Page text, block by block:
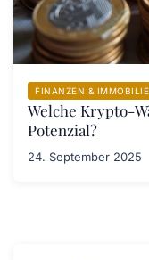
FINANZEN &
Welche Krypto-
Potenzial?
24. September 2025